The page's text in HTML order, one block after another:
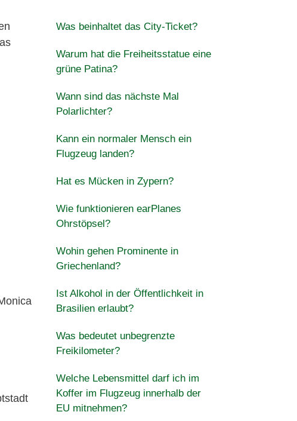
Was beinhaltet das City-Ticket?
Warum hat die Freiheitsstatue eine
grüne Patina?
Wann sind das nächste Mal
Polarlichter?
Kann ein normaler Mensch ein
Flugzeug landen?
Hat es Mücken in Zypern?
Wie funktionieren earPlanes
Ohrstöpsel?
Wohin gehen Prominente in
Griechenland?
Ist Alkohol in der Öffentlichkeit in
Brasilien erlaubt?
Was bedeutet unbegrenzte
Freikilometer?
Welche Lebensmittel darf ich im
Koffer im Flugzeug innerhalb der
EU mitnehmen?